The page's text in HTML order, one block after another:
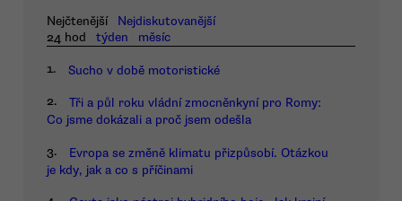
Nejčtenější
Nejdiskutovanější
24 hod
týden měsíc
1. Sucho v době motoristické
2.
Tři a půl roku vládní zmocněnkyní pro Romy:
Co jsme dokázali a proč jsem odešla
3.
Evropa se změně klimatu přizpůsobí. Otázkou
je kdy, jak a co s příčinami